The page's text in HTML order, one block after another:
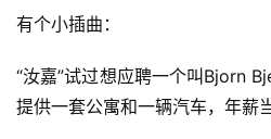
有个小插曲：
“汝嘉”试过想应聘一个叫Bjorn
提供一套公寓和一辆汽车，年薪